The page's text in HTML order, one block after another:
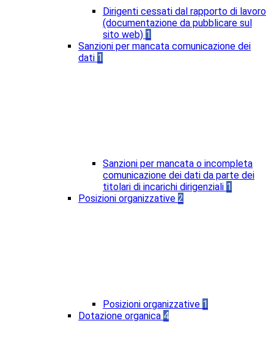
Dirigenti cessati dal rapporto di lavoro
(documentazione da pubblicare sul
sito web) 1
Sanzioni per mancata comunicazione dei
dati 1
Sanzioni per mancata o incompleta
comunicazione dei dati da parte dei
titolari di incarichi dirigenziali 1
Posizioni organizzative 2
Posizioni organizzative 1
Dotazione organica 4